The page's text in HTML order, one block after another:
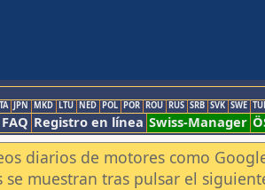
JPN MKD LTU NED POL POR ROU RUS SRB SVK SWE
FAQ Registro en línea Swiss-Manager
diarios de motores como
muestran tras pulsar el